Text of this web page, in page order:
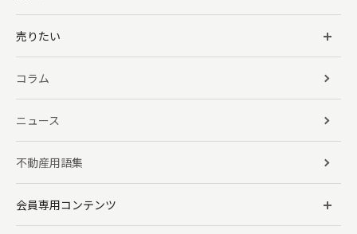
売りたい
コラム
ニュース
不動産用語集
会員専用コンテンツ